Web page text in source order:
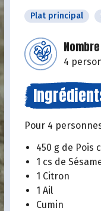
Plat principal
4
Pour 4
450 g de Pois
1 cs de
1 Citron
1 Ail
Cumin